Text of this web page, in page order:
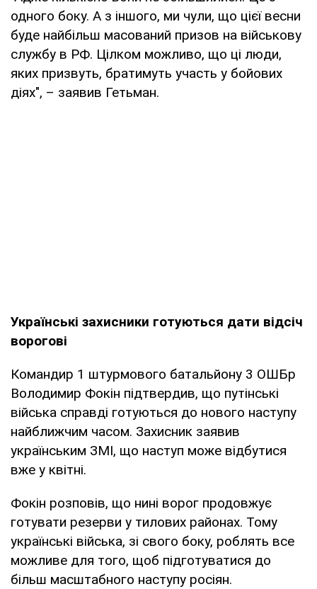
одного боку. А з іншого, ми чули, що цієї весни
буде найбільш масований призов на військову
службу в РФ. Цілком можливо, що ці люди,
яких призвуть, братимуть участь у бойових
діях", – заявив Гетьман.
Українські захисники готуються дати відсіч
ворогові
Командир 1 штурмового батальйону 3 ОШБр
Володимир Фокін підтвердив, що путінські
війська справді готуються до нового наступу
найближчим часом. Захисник заявив
українським ЗМІ, що наступ може відбутися
вже у квітні.
Фокін розповів, що нині ворог продовжує
готувати резерви у тилових районах. Тому
українські війська, зі свого боку, роблять все
можливе для того, щоб підготуватися до
більш масштабного наступу росіян.